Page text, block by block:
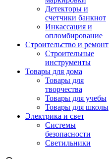
Детекторы и
счетчики банкнот
Инкассация и
опломбирование
Строительство и ремонт
Строительные
инструменты
Товары для дома
Товары для
творчества
Товары для учебы
Товары для школы
Электрика и свет
Системы
безопасности
Светильники